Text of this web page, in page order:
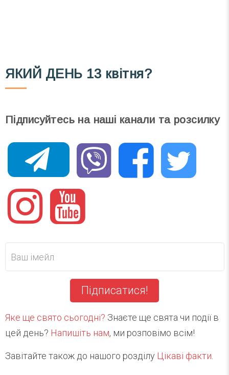
ЯКИЙ ДЕНЬ 13 квітня?
Підписуйтесь на наші канали та розсилку
Підписатися!
Яке ще свято сьогодні? Знаєте ще свята чи події в
цей день? Напишіть нам, ми розповімо всім!
Завітайте також до нашого розділу Цікаві факти